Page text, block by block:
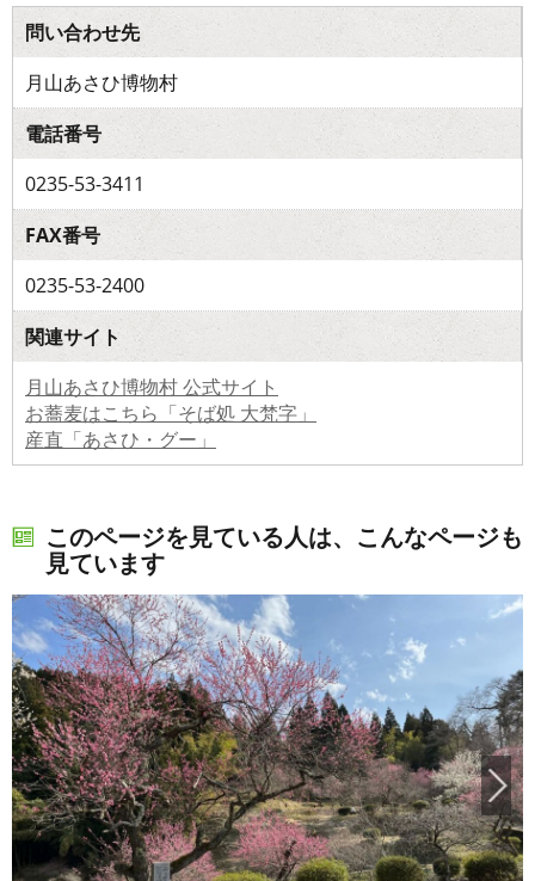
問い合わせ先
月山あさひ博物村
電話番号
0235-53-3411
FAX番号
0235-53-2400
関連サイト
月山あさひ博物村 公式サイト
お蕎麦はこちら「そば処 大梵字」
産直「あさひ・グー」
このページを見ている人は、こんなページも
見ています